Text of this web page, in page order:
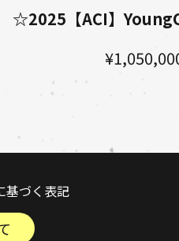
☆2025【ACI】
基づく表記